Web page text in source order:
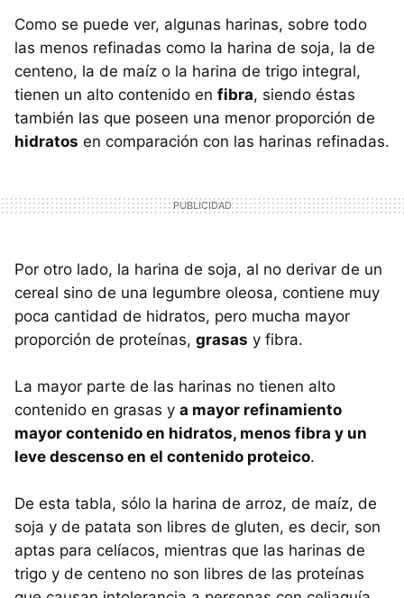
Como se puede ver, algunas harinas, sobre todo
las menos refinadas como la harina de soja, la de
centeno, la de maíz o la harina de trigo integral,
tienen un alto contenido en fibra, siendo éstas
también las que poseen una menor proporción de
hidratos en comparación con las harinas refinadas.
Por otro lado, la harina de soja, al no derivar de un
cereal sino de una legumbre oleosa, contiene muy
poca cantidad de hidratos, pero mucha mayor
proporción de proteínas, grasas y fibra.
La mayor parte de las harinas no tienen alto
contenido en grasas y a mayor refinamiento
mayor contenido en hidratos, menos fibra y un
leve descenso en el contenido proteico.
De esta tabla, sólo la harina de arroz, de maíz, de
soja y de patata son libres de gluten, es decir, son
aptas para celíacos, mientras que las harinas de
trigo y de centeno no son libres de las proteínas